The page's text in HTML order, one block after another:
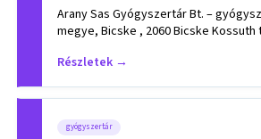
Arany Sas Gyógyszertár Bt. –
megye, Bicske , 2060 Bicske Kossuth
Részletek →
gyógyszertár